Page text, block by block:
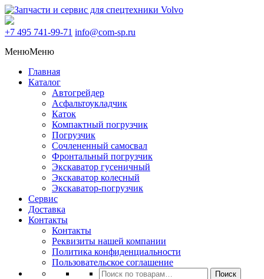
+7 495 741-99-71 info@com-sp.ru
МенюМеню
Главная
Каталог
Автогрейдер
Асфальтоукладчик
Каток
Компактный погрузчик
Погрузчик
Сочлененный самосвал
Фронтальный погрузчик
Экскаватор гусеничный
Экскаватор колесный
Экскаватор-погрузчик
Сервис
Доставка
Контакты
Контакты
Реквизиты нашей компании
Политика конфиденциальности
Пользовательское соглашение
Искать:
Поиск